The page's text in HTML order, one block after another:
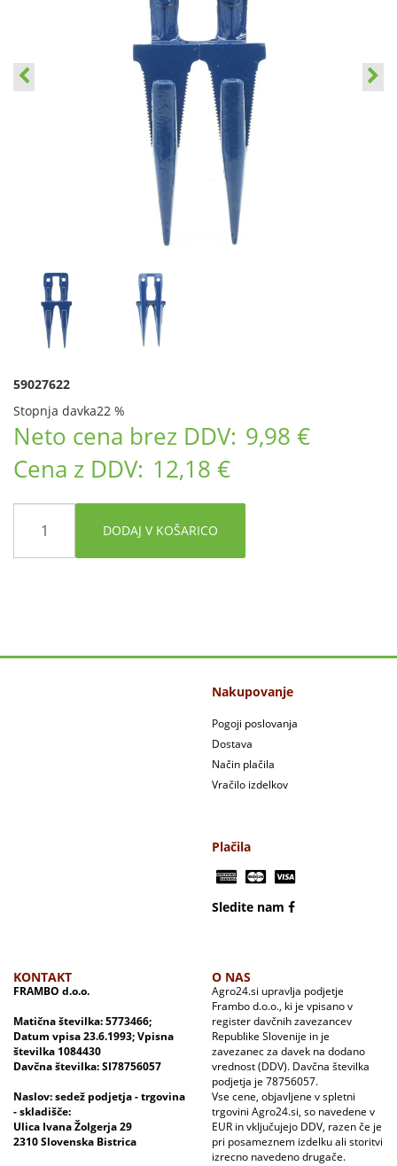
59027622
Stopnja davka22 %
Neto cena brez DDV: 9,98 €
Cena z DDV: 12,18 €
DODAJ V KOŠARICO
Nakupovanje
Pogoji poslovanja
Dostava
Način plačila
Vračilo izdelkov
Plačila
Sledite nam
KONTAKT
FRAMBO d.o.o.
Matična številka: 5773466;
Datum vpisa 23.6.1993; Vpisna
številka 1084430
Davčna številka: SI78756057
Naslov: sedež podjetja - trgovina
- skladišče:
Ulica Ivana Žolgerja 29
2310 Slovenska Bistrica
O NAS
Agro24.si upravlja podjetje
Frambo d.o.o., ki je vpisano v
register davčnih zavezancev
Republike Slovenije in je
zavezanec za davek na dodano
vrednost (DDV). Davčna številka
podjetja je 78756057.
Vse cene, objavljene v spletni
trgovini Agro24.si, so navedene v
EUR in vključujejo DDV, razen če je
pri posameznem izdelku ali storitvi
izrecno navedeno drugače.